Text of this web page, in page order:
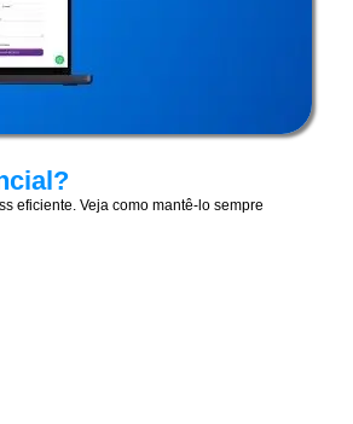
eficiente. Veja como mantê-lo sempre